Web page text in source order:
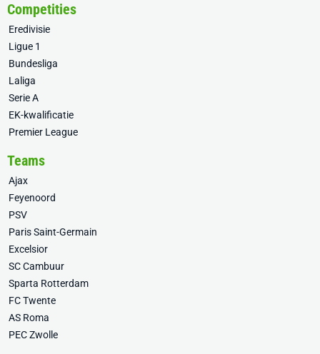
Competities
Eredivisie
Ligue 1
Bundesliga
Laliga
Serie A
EK-kwalificatie
Premier League
Teams
Ajax
Feyenoord
PSV
Paris Saint-Germain
Excelsior
SC Cambuur
Sparta Rotterdam
FC Twente
AS Roma
PEC Zwolle